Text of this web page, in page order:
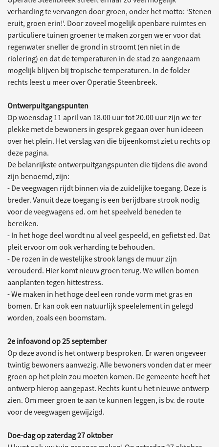
verharding te vervangen door groen, onder het motto: ‘Stenen
eruit, groen erin!’. Door zoveel mogelijk openbare ruimtes en
particuliere tuinen groener te maken zorgen we er voor dat
regenwater sneller de grond in stroomt (en niet in de
riolering) en dat de temperaturen in de stad zo aangenaam
mogelijk blijven bij tropische temperaturen. In de folder
rechts leest u meer over Operatie Steenbreek.
Ontwerpuitgangspunten
Op woensdag 11 april van 18.00 uur tot 20.00 uur zijn we ter
plekke met de bewoners in gesprek gegaan over hun ideeen
over het plein. Het verslag van die bijeenkomst ziet u rechts op
deze pagina.
De belanrijkste ontwerpuitgangspunten die tijdens die avond
zijn benoemd, zijn:
- De veegwagen rijdt binnen via de zuidelijke toegang. Deze is
breder. Vanuit deze toegang is een berijdbare strook nodig
voor de veegwagens ed. om het speelveld beneden te
bereiken.
- In het hoge deel wordt nu al veel gespeeld, en gefietst ed. Dat
pleit ervoor om ook verharding te behouden.
- De rozen in de westelijke strook langs de muur zijn
verouderd. Hier komt nieuw groen terug. We willen bomen
aanplanten tegen hittestress.
- We maken in het hoge deel een ronde vorm met gras en
bomen. Er kan ook een natuurlijk speelelement in gelegd
worden, zoals een boomstam.
2e infoavond op 25 september
Op deze avond is het ontwerp besproken. Er waren ongeveer
twintig bewoners aanwezig. Alle bewoners vonden dat er meer
groen op het plein zou moeten komen. De gemeente heeft het
ontwerp hierop aangepast. Rechts kunt u het nieuwe ontwerp
zien. Om meer groen te aan te kunnen leggen, is bv. de route
voor de veegwagen gewijzigd.
Doe-dag op zaterdag 27 oktober